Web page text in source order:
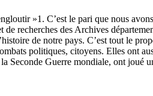
»1. C’est le pari que nous
recherches des Archives
de notre pays. C’est tout le
politiques, citoyens. Elles ont
Seconde Guerre mondiale, ont joué